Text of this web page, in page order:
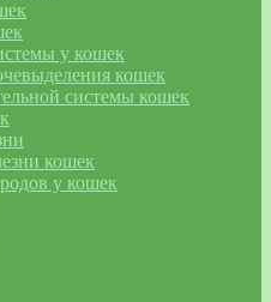
у кошек
кошек
системы кошек
кошек
у кошек